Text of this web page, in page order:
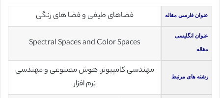
عنوان فارسی مقاله فضاهای طیفی و فضا های رنگی
عنوان انگلیسی
مقاله Spectral Spaces and Color Spaces
رشته های مرتبط
مهندسی کامپیوتر، هوش مصنوعی و مهندسی
نرم افزار